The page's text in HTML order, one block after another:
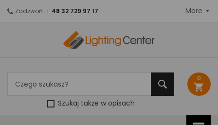
Szukaj także w opisach
0
shopping_cart
Zadzwoń: + 48 32 729 97 17 More